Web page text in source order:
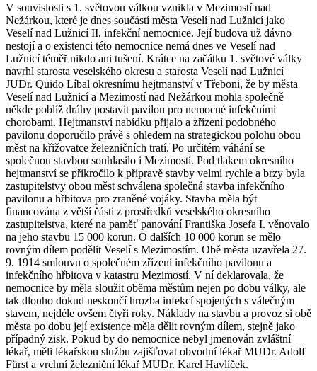
V souvislosti s 1. světovou válkou vznikla v Mezimostí nad
Nežárkou, které je dnes součástí města Veselí nad Lužnicí jako
Veselí nad Lužnicí II, infekční nemocnice. Její budova už dávno
nestojí a o existenci této nemocnice nemá dnes ve Veselí nad
Lužnicí téměř nikdo ani tušení. Krátce na začátku 1. světové války
navrhl starosta veselského okresu a starosta Veselí nad Lužnicí
JUDr. Quido Líbal okresnímu hejtmanství v Třeboni, že by města
Veselí nad Lužnicí a Mezimostí nad Nežárkou mohla společně
někde poblíž dráhy postavit pavilon pro nemocné infekčními
chorobami. Hejtmanství nabídku přijalo a zřízení podobného
pavilonu doporučilo právě s ohledem na strategickou polohu obou
měst na křižovatce železničních tratí. Po určitém váhání se
společnou stavbou souhlasilo i Mezimostí. Pod tlakem okresního
hejtmanství se přikročilo k přípravě stavby velmi rychle a brzy byla
zastupitelstvy obou měst schválena společná stavba infekčního
pavilonu a hřbitova pro zraněné vojáky. Stavba měla být
financována z větší části z prostředků veselského okresního
zastupitelstva, které na paměť panování Františka Josefa I. věnovalo
na jeho stavbu 15 000 korun. O dalších 10 000 korun se mělo
rovným dílem podělit Veselí s Mezimostím. Obě města uzavřela 27.
9. 1914 smlouvu o společném zřízení infekčního pavilonu a
infekčního hřbitova v katastru Mezimostí. V ní deklarovala, že
nemocnice by měla sloužit oběma městům nejen po dobu války, ale
tak dlouho dokud neskončí hrozba infekcí spojených s válečným
stavem, nejdéle ovšem čtyři roky. Náklady na stavbu a provoz si obě
města po dobu její existence měla dělit rovným dílem, stejně jako
případný zisk. Pokud by do nemocnice nebyl jmenován zvláštní
lékař, měli lékařskou službu zajišťovat obvodní lékař MUDr. Adolf
Fürst a vrchní železniční lékař MUDr. Karel Havlíček.